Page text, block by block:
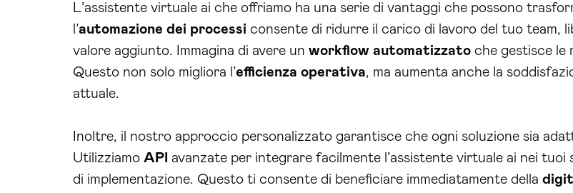
L’assistente virtuale ai che offriamo ha una serie di vantaggi che possono
l’automazione dei processi consente di ridurre il carico di lavoro del tuo team,
valore aggiunto. Immagina di avere un workflow automatizzato che gestisce le
Questo non solo migliora l’efficienza operativa, ma aumenta anche la
attuale.
Inoltre, il nostro approccio personalizzato garantisce che ogni soluzione sia
Utilizziamo API avanzate per integrare facilmente l’assistente virtuale ai nei
di implementazione. Questo ti consente di beneficiare immediatamente della